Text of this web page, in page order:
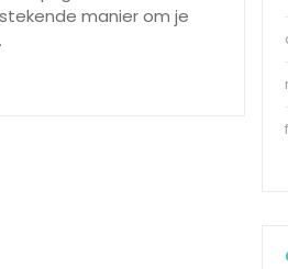
manier om je